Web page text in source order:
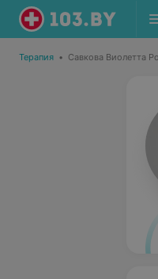
Терапия • Савкова Виолетта